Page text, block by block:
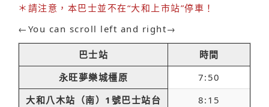
＊請注意，本巴士並不在“大和上市站”停車！
←You can scroll left and right→
巴士站
時間
永旺夢樂城橿原
7:50
大和八木站（南）1號巴士站台
8:15